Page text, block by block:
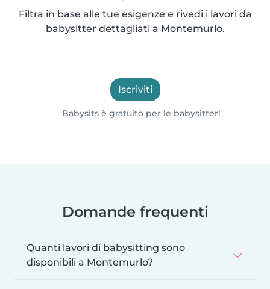
Filtra in base alle tue esigenze e rivedi i lavori da
babysitter dettagliati a Montemurlo.
Iscriviti
Babysits è gratuito per le babysitter!
Domande frequenti
Quanti lavori di babysitting sono
disponibili a Montemurlo?